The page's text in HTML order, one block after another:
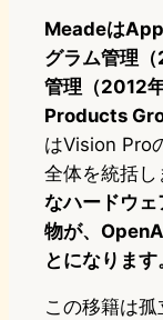
Meadeは
グラム管理
管理（2012
Products
はVision Pro
全体を統括し
なハードウ
物が、
とになります
この移籍は孤